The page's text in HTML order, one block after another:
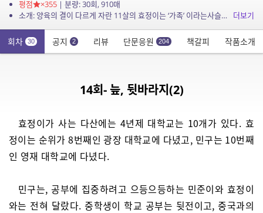
평점
×355| 분량: 30회, 910매
소개: 양육의 결이 다르게 자란 11살의 효정이는 ‘가족’ 이라는사슬에 매여 살아간다. 양육자가 되고 돌봄자가 되었다. 과거의 상처와 현재의 심리를 부딪치며 상당한 ...
더보기
회차 30 공지 2 리뷰 단문응원 204 책갈피 작품소개
14회- 늪, 뒷바라지(2)
효정이가 사는 다산에는 4년제 대학교는 10개가 있다. 효
정이는 순위가 8번째인 광장 대학교에 다녔고, 민구는 10번째
인 영재 대학교에 다녔다.
민구는, 공부에 집중하려고 으등으등하는 민준이와 효정이
와는 전혀 달랐다. 중학생이 학교 공부는 뒷전이고, 중국과의